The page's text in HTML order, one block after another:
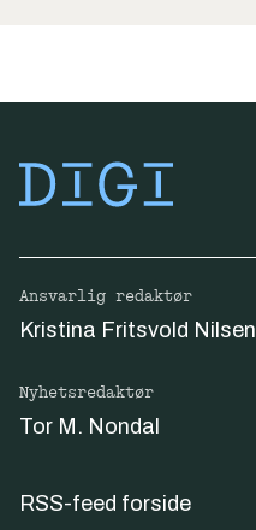
Ansvarlig redaktør
Kristina Fritsvold Nilsen
Nyhetsredaktør
Tor M. Nondal
RSS-feed forside